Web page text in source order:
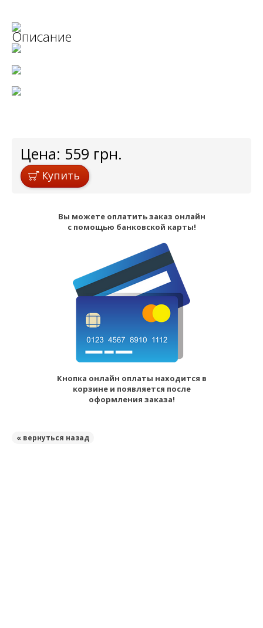
Описание
Цена: 559 грн.
Купить
Вы можете оплатить заказ онлайн
с помощью банковской карты!
Кнопка онлайн оплаты находится в
корзине и появляется после
оформления заказа!
« вернуться назад